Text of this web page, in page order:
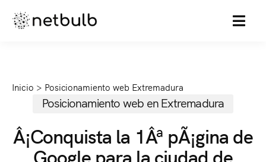
MENU
Inicio > Posicionamiento web Extremadura
Posicionamiento web en Extremadura
Â¡Conquista la 1Âª pÃ¡gina de
Google para la ciudad de